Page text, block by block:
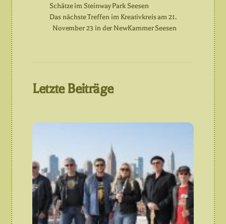
Schätze im Steinway Park Seesen
Das nächste Treffen im Kreativkreis am 21.
November 23 in der NewKammer Seesen
Letzte Beiträge